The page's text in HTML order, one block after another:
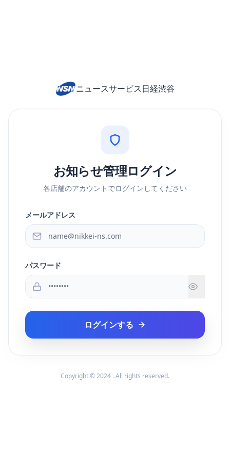
ニュースサービス日経渋谷
お知らせ管理ログイン
各店舗のアカウントでログインしてください
メールアドレス
パスワード
ログインする
Copyright © 2024 . All rights reserved.